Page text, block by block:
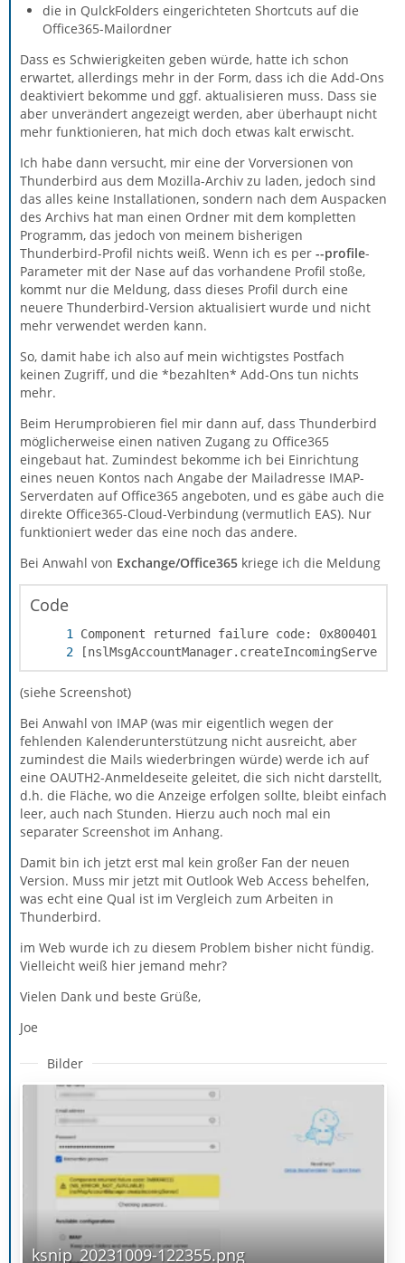
die in QulckFolders eingerichteten Shortcuts auf die
Office365-Mailordner
Dass es Schwierigkeiten geben würde, hatte ich schon
erwartet, allerdings mehr in der Form, dass ich die Add-Ons
deaktiviert bekomme und ggf. aktualisieren muss. Dass sie
aber unverändert angezeigt werden, aber überhaupt nicht
mehr funktionieren, hat mich doch etwas kalt erwischt.
Ich habe dann versucht, mir eine der Vorversionen von
Thunderbird aus dem Mozilla-Archiv zu laden, jedoch sind
das alles keine Installationen, sondern nach dem Auspacken
des Archivs hat man einen Ordner mit dem kompletten
Programm, das jedoch von meinem bisherigen
Thunderbird-Profil nichts weiß. Wenn ich es per --profile-
Parameter mit der Nase auf das vorhandene Profil stoße,
kommt nur die Meldung, dass dieses Profil durch eine
neuere Thunderbird-Version aktualisiert wurde und nicht
mehr verwendet werden kann.
So, damit habe ich also auf mein wichtigstes Postfach
keinen Zugriff, und die *bezahlten* Add-Ons tun nichts
mehr.
Beim Herumprobieren fiel mir dann auf, dass Thunderbird
möglicherweise einen nativen Zugang zu Office365
eingebaut hat. Zumindest bekomme ich bei Einrichtung
eines neuen Kontos nach Angabe der Mailadresse IMAP-
Serverdaten auf Office365 angeboten, und es gäbe auch die
direkte Office365-Cloud-Verbindung (vermutlich EAS). Nur
funktioniert weder das eine noch das andere.
Bei Anwahl von Exchange/Office365 kriege ich die Meldung
Code
[nslMsgAccountManager.createIncomingServer]
(siehe Screenshot)
Bei Anwahl von IMAP (was mir eigentlich wegen der
fehlenden Kalenderunterstützung nicht ausreicht, aber
zumindest die Mails wiederbringen würde) werde ich auf
eine OAUTH2-Anmeldeseite geleitet, die sich nicht darstellt,
d.h. die Fläche, wo die Anzeige erfolgen sollte, bleibt einfach
leer, auch nach Stunden. Hierzu auch noch mal ein
separater Screenshot im Anhang.
Damit bin ich jetzt erst mal kein großer Fan der neuen
Version. Muss mir jetzt mit Outlook Web Access behelfen,
was echt eine Qual ist im Vergleich zum Arbeiten in
Thunderbird.
im Web wurde ich zu diesem Problem bisher nicht fündig.
Vielleicht weiß hier jemand mehr?
Vielen Dank und beste Grüße,
Joe
Bilder
ksnip_20231009-122355.png